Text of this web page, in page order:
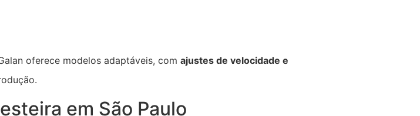
oferece modelos adaptáveis, com ajustes de velocidade e
em São Paulo